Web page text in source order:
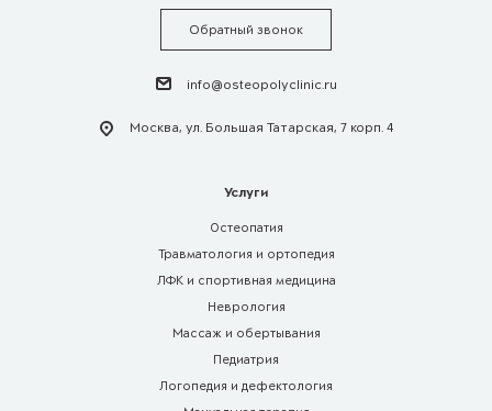
Обратный звонок
info@osteopolyclinic.ru
Москва, ул. Большая Татарская, 7 корп. 4
Услуги
Остеопатия
Травматология и ортопедия
ЛФК и спортивная медицина
Неврология
Массаж и обертывания
Педиатрия
Логопедия и дефектология